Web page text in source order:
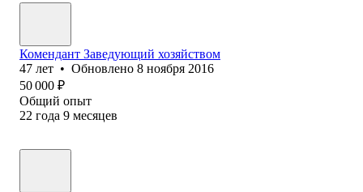
Комендант Заведующий хозяйством
47 лет • Обновлено 8 ноября 2016
50 000 ₽
Общий опыт
22 года 9 месяцев